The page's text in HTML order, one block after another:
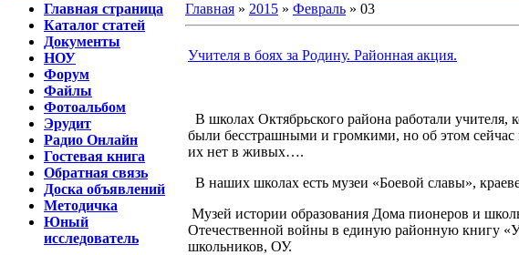
Главная страница
Каталог статей
Документы
НОУ
Форум
Файлы
Фотоальбом
Эрудит
Радио Онлайн
Гостевая книга
Обратная связь
Доска объявлений
Методичка
Юный
исследователь
Главная » 2015 » Февраль » 03
Учителя в боях за Родину. Районная акция.
В школах Октябрьского района работали
были бесстрашными и громкими, но об этом
их нет в живых….
В наших школах есть музеи «Боевой славы»,
Музей истории образования Дома пионеров и
Отечественной войны в единую районную книгу
школьников, ОУ.